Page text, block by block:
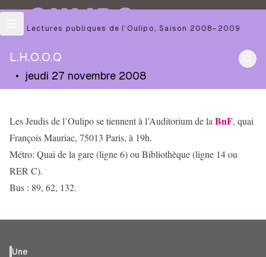
OULIPO
Les Lectures publiques de l’Oulipo ,Saison 2008–2009
L.H.O.O.Q
• jeudi 27 novembre 2008
Les Jeudis de l’Oulipo se tiennent à l’Auditorium de la BnF, quai
François Mauriac, 75013 Paris, à 19h.
Métro: Quai de la gare (ligne 6) ou Bibliothèque (ligne 14 ou
RER C).
Bus : 89, 62, 132.
Une